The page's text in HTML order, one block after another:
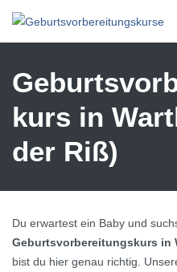
kurs in
der Riß)
Du erwartest ein Baby und
Geburtsvorbereitungskurs in
bist du hier genau richtig.